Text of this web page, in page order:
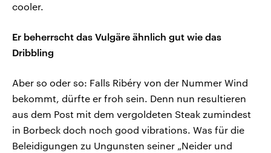
cooler.
Er beherrscht das Vulgäre ähnlich gut wie das
Dribbling
Aber so oder so: Falls Ribéry von der Nummer Wind
bekommt, dürfte er froh sein. Denn nun resultieren
aus dem Post mit dem vergoldeten Steak zumindest
in Borbeck doch noch good vibrations. Was für die
Beleidigungen zu Ungunsten seiner „Neider und